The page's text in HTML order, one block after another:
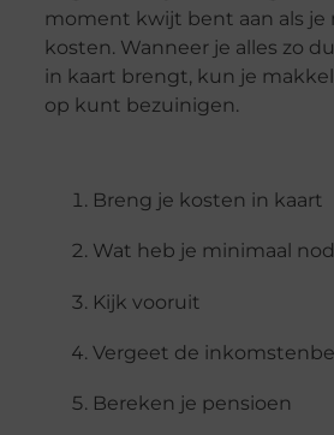
moment kwijt bent aan als je
kosten. Wanneer je alles zo
in kaart brengt, kun je
op kunt bezuinigen.
Breng je kosten in kaart
Wat heb je minimaal
Kijk vooruit
Vergeet de
Bereken je pensioen